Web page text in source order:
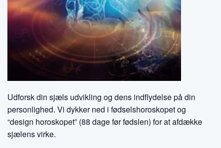
Udforsk din sjæls udvikling og dens indflydelse på din
personlighed. Vi dykker ned i fødselshoroskopet og
“design horoskopet” (88 dage før fødslen) for at afdække
sjælens virke.